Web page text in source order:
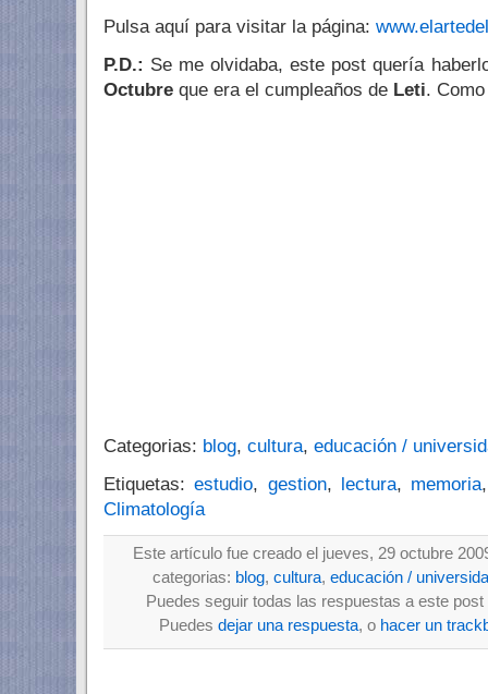
Pulsa aquí para visitar la página:
P.D.: Se me olvidaba, este post quería
Octubre que era el cumpleaños de Leti.
Categorias: blog, cultura, educación /
Etiquetas:estudio, gestion, lectura, memoria
Climatología
Este artículo fue creado el jueves, 29 octubre
categorias: blog, cultura, educación /
Puedes seguir todas las respuestas a este
Puedes dejar una respuesta, o hacer un